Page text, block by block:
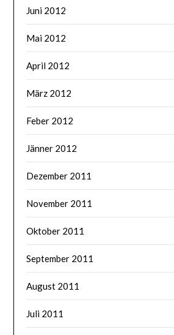
Juni 2012
Mai 2012
April 2012
März 2012
Feber 2012
Jänner 2012
Dezember 2011
November 2011
Oktober 2011
September 2011
August 2011
Juli 2011